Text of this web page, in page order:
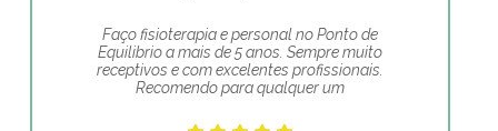
Faço fisioterapia e personal no Ponto de
Equilibrio a mais de 5 anos. Sempre muito
receptivos e com excelentes profissionais.
Recomendo para qualquer um